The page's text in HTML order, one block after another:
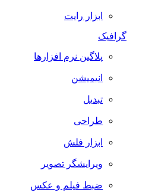
ابزار رایت
گرافیک
پلاگین نرم افزارها
انیمیشن
تبدیل
طراحی
ابزار فلش
ویرایشگر تصویر
ضبط فيلم و عكس